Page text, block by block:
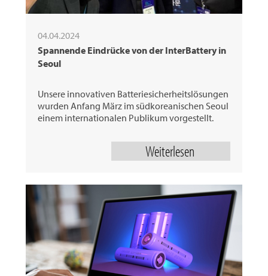
04.04.2024
Spannende Eindrücke von der InterBattery in
Seoul
Unsere innovativen Batteriesicherheitslösungen
wurden Anfang März im südkoreanischen Seoul
einem internationalen Publikum vorgestellt.
Weiterlesen